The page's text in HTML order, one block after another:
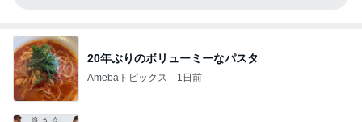
20年ぶりのボリューミーなパスタ
Amebaトピックス 1日前